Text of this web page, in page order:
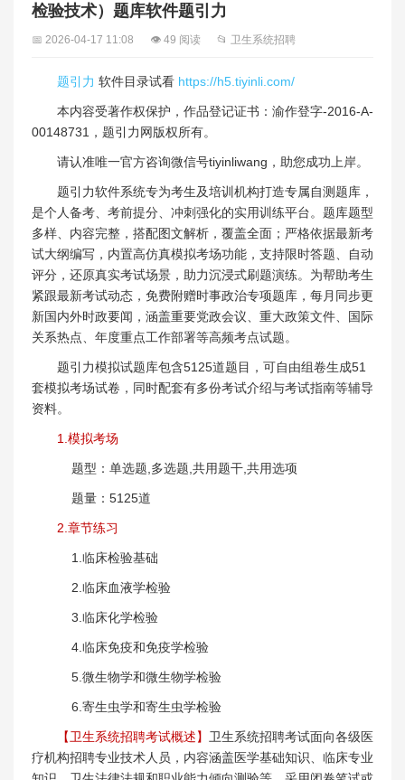
检验技术）题库软件题引力
📅 2026-04-17 11:08 👁 49 阅读 📂 卫生系统招聘
题引力 软件目录试看 https://h5.tiyinli.com/
本内容受著作权保护，作品登记证书：渝作登字-2016-A-
00148731，题引力网版权所有。
请认准唯一官方咨询微信号tiyinliwang，助您成功上岸。
题引力软件系统专为考生及培训机构打造专属自测题库，
是个人备考、考前提分、冲刺强化的实用训练平台。题库题型
多样、内容完整，搭配图文解析，覆盖全面；严格依据最新考
试大纲编写，内置高仿真模拟考场功能，支持限时答题、自动
评分，还原真实考试场景，助力沉浸式刷题演练。为帮助考生
紧跟最新考试动态，免费附赠时事政治专项题库，每月同步更
新国内外时政要闻，涵盖重要党政会议、重大政策文件、国际
关系热点、年度重点工作部署等高频考点试题。
题引力模拟试题库包含5125道题目，可自由组卷生成51
套模拟考场试卷，同时配套有多份考试介绍与考试指南等辅导
资料。
1.模拟考场
题型：单选题,多选题,共用题干,共用选项
题量：5125道
2.章节练习
1.临床检验基础
2.临床血液学检验
3.临床化学检验
4.临床免疫和免疫学检验
5.微生物学和微生物学检验
6.寄生虫学和寄生虫学检验
【卫生系统招聘考试概述】 卫生系统招聘考试面向各级医
疗机构招聘专业技术人员，内容涵盖医学基础知识、临床专业